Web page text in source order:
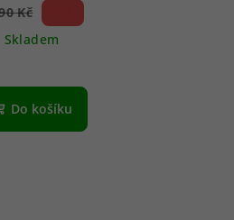
Kč
Skladem
Do košíku